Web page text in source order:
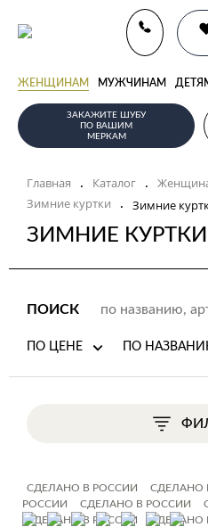
ЖЕНЩИНАМ МУЖЧИНАМ
ЗАКАЖИТЕ ШУБУ
ПО ВАШИМ
МЕРКАМ
Главная . Каталог .
Зимние куртки . Зимние
ЗИМНИЕ КУРТКИ
ПОИСК
ПО ЦЕНЕ ПО
СДЕЛАНО В РОССИИ СДЕЛАНО
РОССИИ
СДЕЛАНО В РОССИИ
СДЕЛАНО В РОССИИ
СДЕЛАНО